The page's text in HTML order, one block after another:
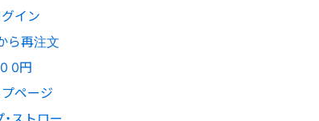
イン
ら再注文
0 0円
プページ